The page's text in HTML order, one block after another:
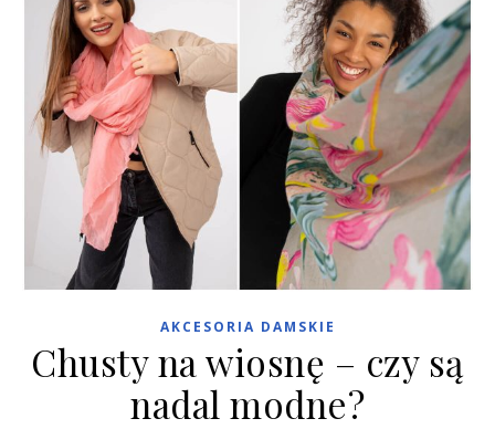
AKCESORIA DAMSKIE
Chusty na wiosnę – czy są
nadal modne?